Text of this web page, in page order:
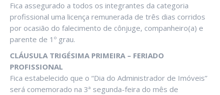
Fica assegurado a todos os integrantes da categoria
profissional uma licença remunerada de três dias corridos
por ocasião do falecimento de cônjuge, companheiro(a) e
parente de 1º grau.
CLÁUSULA TRIGÉSIMA PRIMEIRA – FERIADO
PROFISSIONAL
Fica estabelecido que o “Dia do Administrador de Imóveis”
será comemorado na 3ª segunda-feira do mês de